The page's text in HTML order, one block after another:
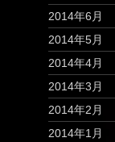
2014年6月
2014年5月
2014年4月
2014年3月
2014年2月
2014年1月